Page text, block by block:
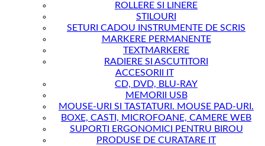
ROLLERE SI LINERE
STILOURI
SETURI CADOU INSTRUMENTE DE SCRIS
MARKERE PERMANENTE
TEXTMARKERE
RADIERE SI ASCUTITORI
ACCESORII IT
CD, DVD, BLU-RAY
MEMORII USB
MOUSE-URI SI TASTATURI. MOUSE PAD-URI.
BOXE, CASTI, MICROFOANE, CAMERE WEB
SUPORTI ERGONOMICI PENTRU BIROU
PRODUSE DE CURATARE IT